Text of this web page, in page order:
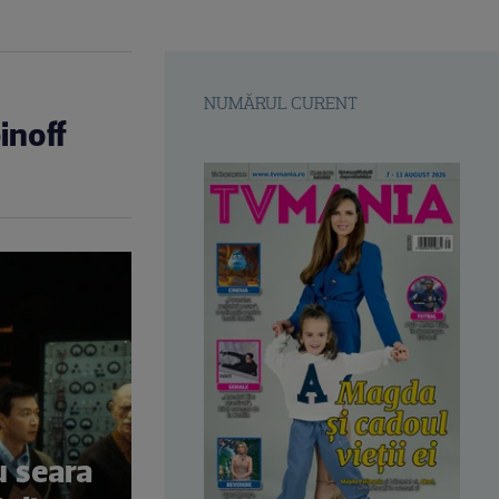
seara
NUMĂRUL CURENT